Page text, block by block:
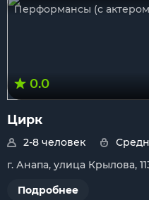
Перформансы (с
0.0
Цирк
2-8 человек
г. Анапа, улица Крылова,
Подробнее